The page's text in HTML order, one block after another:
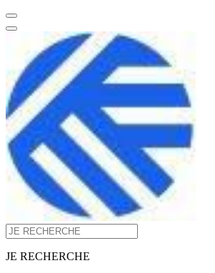
JE RECHERCHE